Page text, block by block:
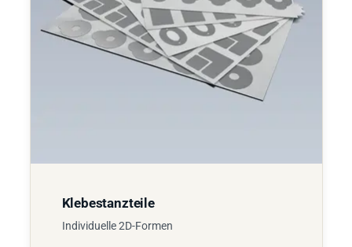
Klebestanzteile
Individuelle 2D-Formen